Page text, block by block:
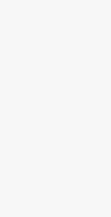
criativos
artísticas,
da Música
residência
Emergentes,
É presença
improvisada
festivais de
portugueses.
improvisada e
dedica-se à
ao estudo do
saxofone, ao